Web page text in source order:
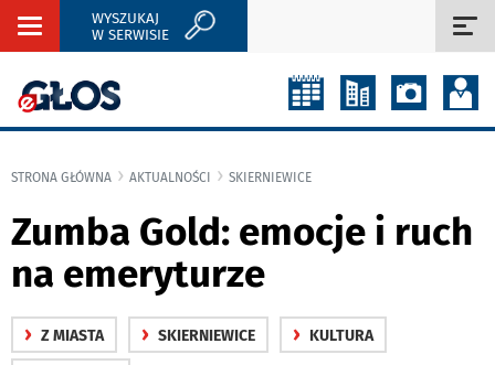
Rozwiń
WYSZUKAJ
W SERWISIE
STRONA GŁÓWNA AKTUALNOŚCI SKIERNIEWICE
Zumba Gold: emocje i ruch
na emeryturze
› Z MIASTA › SKIERNIEWICE › KULTURA